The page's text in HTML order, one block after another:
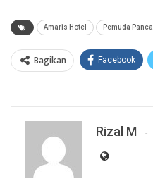
Amaris Hotel Pemuda
Bagikan Facebook
Rizal M